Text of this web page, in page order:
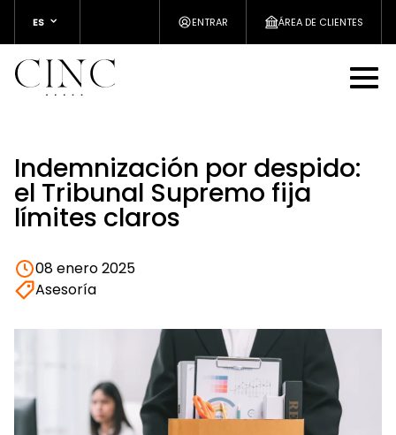
ES ENTRAR ÁREA DE CLIENTES
Indemnización por despido:
el Tribunal Supremo fija
límites claros
08 enero 2025
Asesoría